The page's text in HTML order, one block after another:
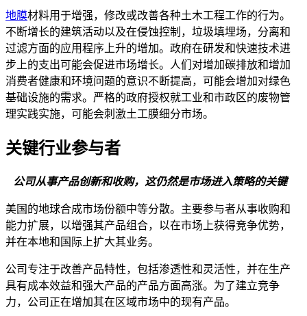
地膜材料用于增强，修改或改善各种土木工程工作的行为。
不断增长的建筑活动以及在侵蚀控制，垃圾填埋场，分离和
过滤方面的应用程序上升的增加。政府在研发和快速技术进
步上的支出可能会促进市场增长。人们对增加碳排放和增加
消费者健康和环境问题的意识不断提高，可能会增加对绿色
基础设施的需求。严格的政府授权就工业和市政区的废物管
理实践实施，可能会刺激土工膜细分市场。
关键行业参与者
公司从事产品创新和收购，这仍然是市场进入策略的关键
美国的地球合成市场份额中等分散。主要参与者从事收购和
能力扩展，以增强其产品组合，以在市场上获得竞争优势，
并在本地和国际上扩大其业务。
公司专注于改善产品特性，包括渗透性和灵活性，并在生产
具有成本效益和强大产品的产品方面高涨。为了建立竞争
力，公司正在增加其在区域市场中的现有产品。